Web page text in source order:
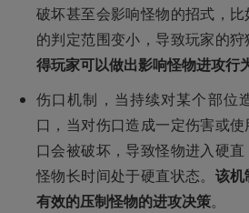
破坏甚至会影响怪物的招式，
的判定范围变小，导致玩家的狩
得玩家可以做出影响怪物进攻行
伤口机制，当持续对某个部位
口，当对伤口造成一定伤害或
口会被破坏，导致怪物进入硬
怪物长时间处于硬直状态。 该机
有效的压制怪物的进攻决策。